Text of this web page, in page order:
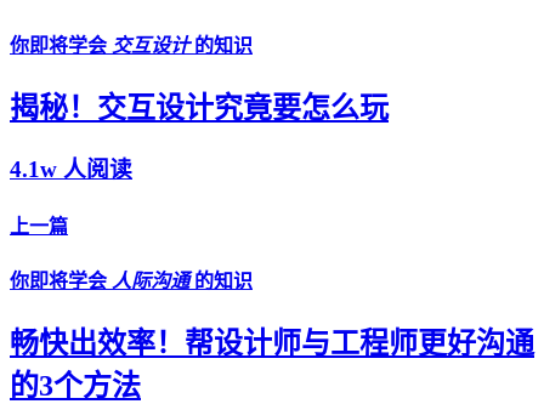
你即将学会 交互设计的知识
揭秘！交互设计究竟要怎么玩
4.1w 人阅读
上一篇
你即将学会 人际沟通的知识
畅快出效率！帮设计师与工程师更好沟通
的3个方法